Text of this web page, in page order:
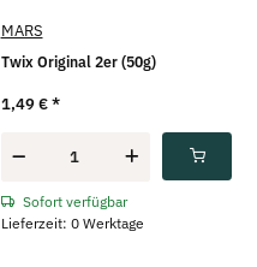
MARS
Twix Original 2er (50g)
1,49 €*
Sofort verfügbar
Lieferzeit: 0 Werktage